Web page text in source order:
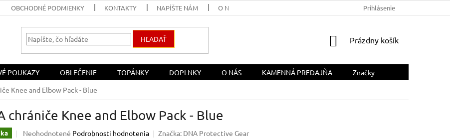
OBCHODNÉ PODMIENKY KONTAKTY NAPÍŠTE NÁM O NÁS Prihlásenie
HĽADAŤ
NÁKUPNÝ
Prázdny košík
POUKAZY OBLEČENIE TOPÁNKY DOPLNKY O NÁS KAMENNÁ PREDAJŇA
Značky
Knee and Elbow Pack - Blue
chrániče Knee and Elbow Pack - Blue
Priemerné
Neohodnotené Podrobnosti hodnotenia Značka: DNA Protective Gear